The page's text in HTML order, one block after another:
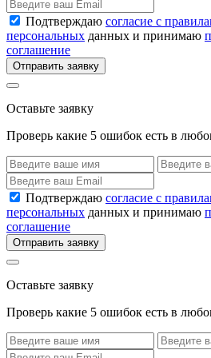
Подтверждаю согласие с
персональных данных и принимаю
соглашение
Отправить заявку
Оставьте заявку
Проверь какие 5 ошибок есть в
Подтверждаю согласие с
персональных данных и принимаю
соглашение
Отправить заявку
Оставьте заявку
Проверь какие 5 ошибок есть в